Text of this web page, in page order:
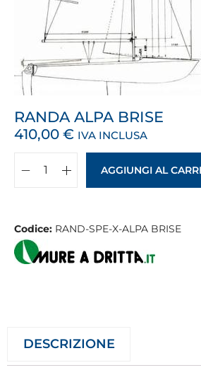
RANDA ALPA BRISE
410,00 € IVA INCLUSA
AGGIUNGI AL
Codice: RAND-SPE-X-ALPA BRISE
DESCRIZIONE